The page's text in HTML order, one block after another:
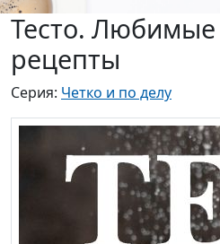
Тесто. Любимые
рецепты
Серия: Четко и по делу